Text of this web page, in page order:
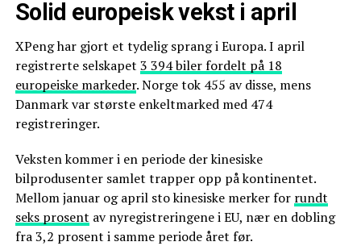
Solid europeisk vekst i april
XPeng har gjort et tydelig sprang i Europa. I april
registrerte selskapet 3 394 biler fordelt på 18
europeiske markeder. Norge tok 455 av disse, mens
Danmark var største enkeltmarked med 474
registreringer.
Veksten kommer i en periode der kinesiske
bilprodusenter samlet trapper opp på kontinentet.
Mellom januar og april sto kinesiske merker for rundt
seks prosent av nyregistreringene i EU, nær en dobling
fra 3,2 prosent i samme periode året før.